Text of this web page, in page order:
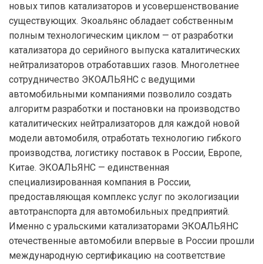
новых типов катализаторов и усовершенствование
существующих. Экоальянс обладает собственным
полным технологическим циклом — от разработки
катализатора до серийного выпуска каталитических
нейтрализаторов отработавших газов. Многолетнее
сотрудничество ЭКОАЛЬЯНС с ведущими
автомобильными компаниями позволило создать
алгоритм разработки и постановки на производство
каталитических нейтрализаторов для каждой новой
модели автомобиля, отработать технологию гибкого
производства, логистику поставок в России, Европе,
Китае. ЭКОАЛЬЯНС — единственная
специализированная компания в России,
предоставляющая комплекс услуг по экологизации
автотранспорта для автомобильных предприятий.
Именно с уральскими катализаторами ЭКОАЛЬЯНС
отечественные автомобили впервые в России прошли
международную сертификацию на соответствие